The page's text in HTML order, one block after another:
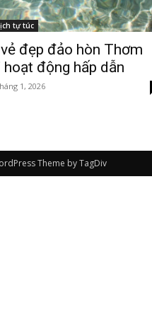
tự túc
đẹp đảo hòn Thơm
động hấp dẫn
1, 2026
Theme by TagDiv